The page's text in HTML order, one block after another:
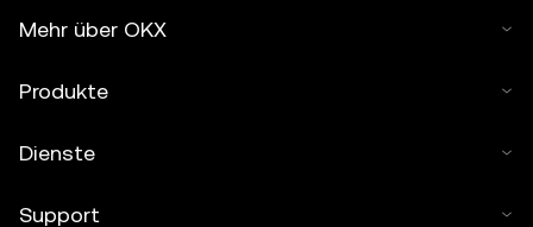
Mehr über OKX
Produkte
Dienste
Support